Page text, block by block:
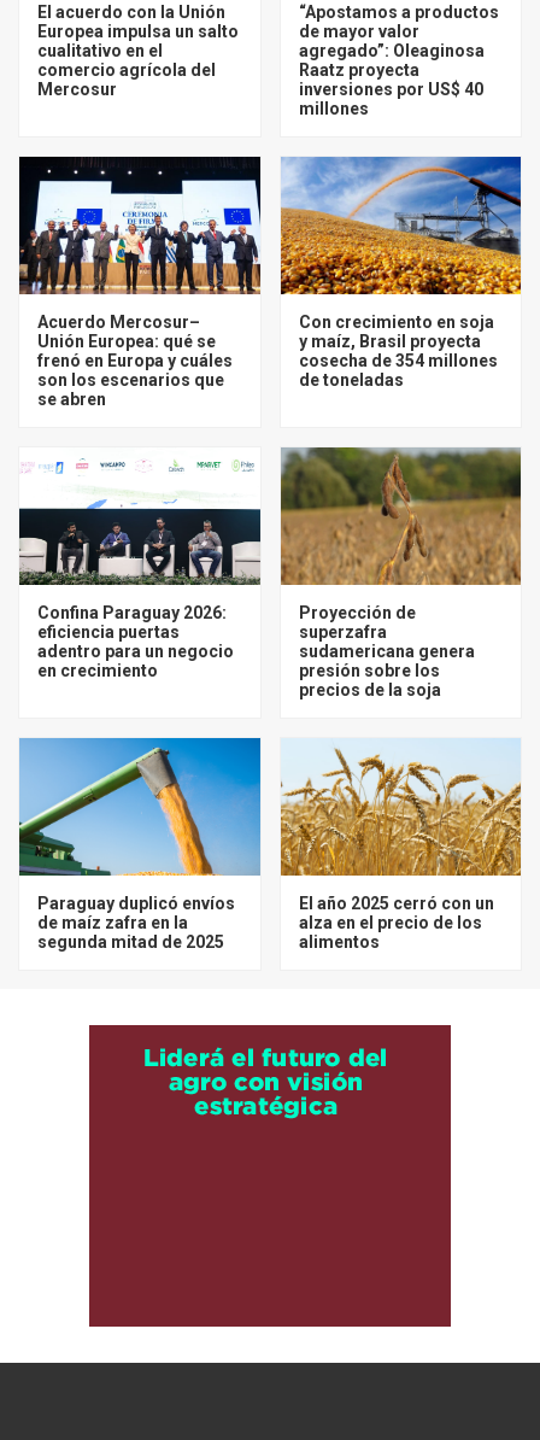
El acuerdo con la Unión
Europea impulsa un salto
cualitativo en el
comercio agrícola del
Mercosur
“Apostamos a productos
de mayor valor
agregado”: Oleaginosa
Raatz proyecta
inversiones por US$ 40
millones
Acuerdo Mercosur–
Unión Europea: qué se
frenó en Europa y cuáles
son los escenarios que
se abren
Con crecimiento en soja
y maíz, Brasil proyecta
cosecha de 354 millones
de toneladas
Confina Paraguay 2026:
eficiencia puertas
adentro para un negocio
en crecimiento
Proyección de
superzafra
sudamericana genera
presión sobre los
precios de la soja
Paraguay duplicó envíos
de maíz zafra en la
segunda mitad de 2025
El año 2025 cerró con un
alza en el precio de los
alimentos